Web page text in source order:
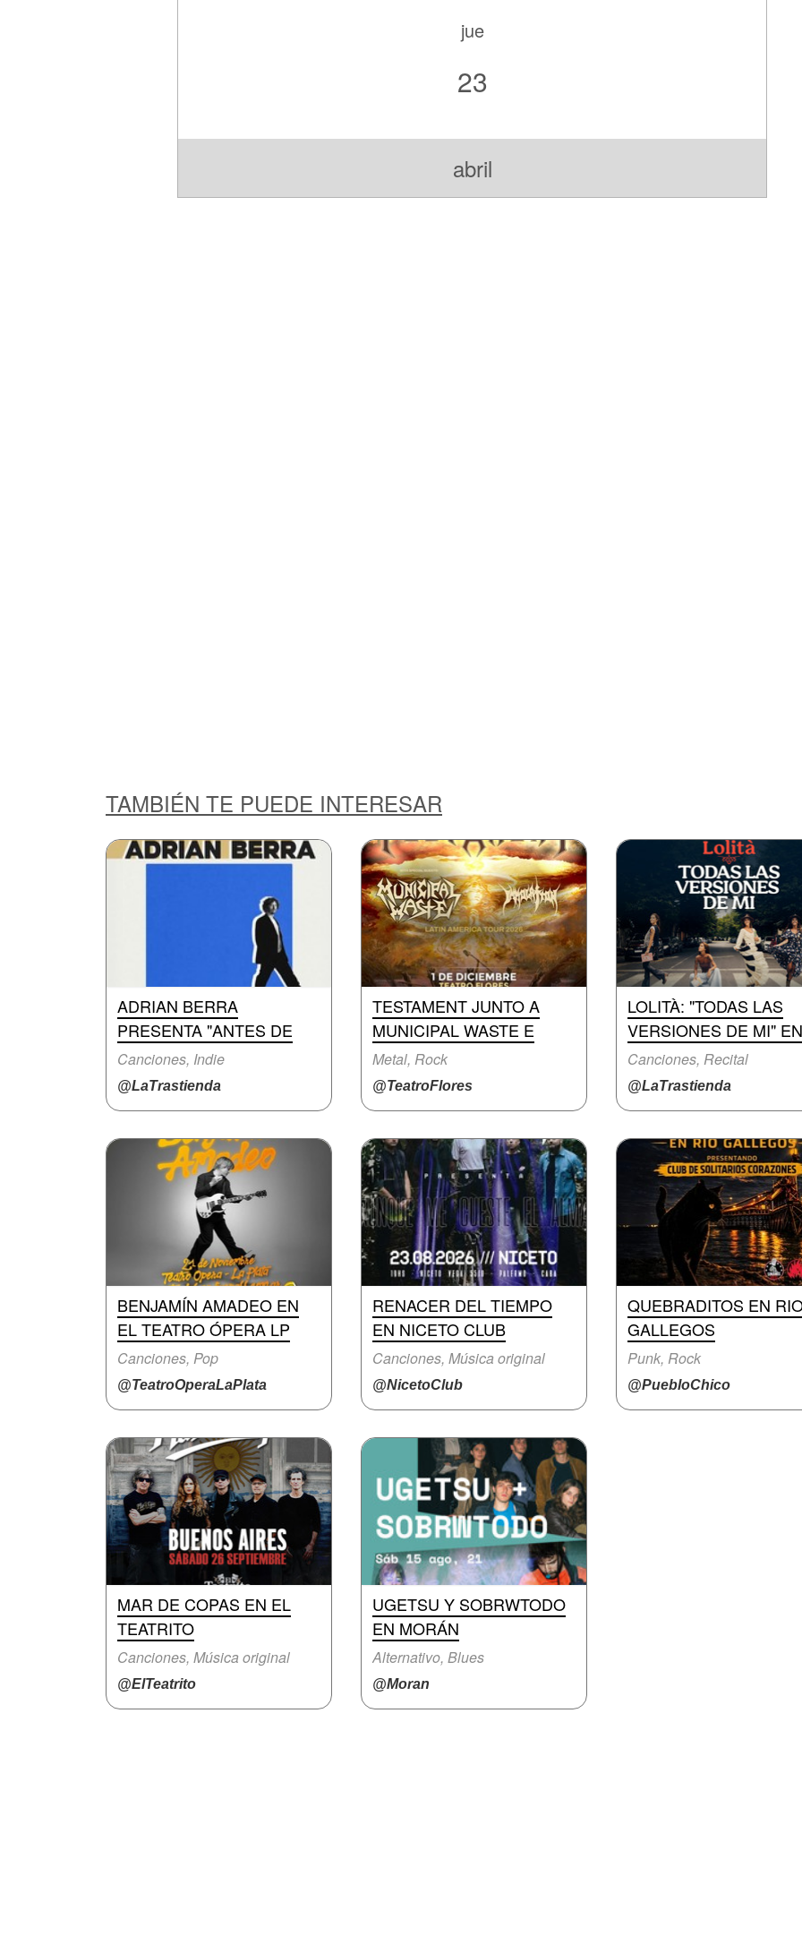
jue
23
abril
TAMBIÉN TE PUEDE INTERESAR
ADRIAN BERRA
PRESENTA "ANTES DE
Canciones, Indie
@LaTrastienda
TESTAMENT JUNTO A
MUNICIPAL WASTE E
Metal, Rock
@TeatroFlores
LOLITÀ: "TODAS LAS
VERSIONES DE MI" EN
Canciones, Recital
@LaTrastienda
BENJAMÍN AMADEO EN
EL TEATRO ÓPERA LP
Canciones, Pop
@TeatroOperaLaPlata
RENACER DEL TIEMPO
EN NICETO CLUB
Canciones, Música original
@NicetoClub
QUEBRADITOS EN
GALLEGOS
Punk, Rock
@PuebloChico
MAR DE COPAS EN EL
TEATRITO
Canciones, Música original
@ElTeatrito
UGETSU Y SOBRWTODO
EN MORÁN
Alternativo, Blues
@Moran